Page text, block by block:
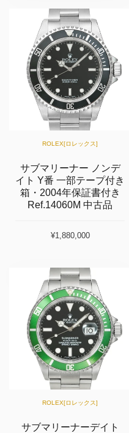
ROLEX[ロレックス]
サブマリーナー ノンデ
イト Y番 一部テープ付き
箱・2004年保証書付き
Ref.14060M 中古品
¥1,880,000
ROLEX[ロレックス]
サブマリーナーデイト